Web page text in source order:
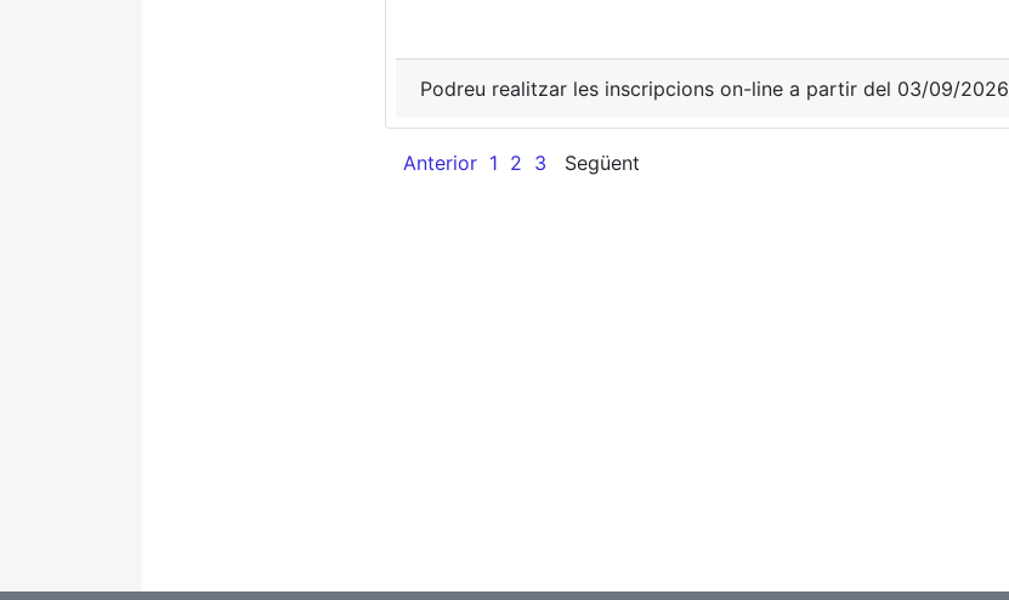
Podreu realitzar les inscripcions on-line a partir del 03/09/2026
Anterior 1 2 3 Següent